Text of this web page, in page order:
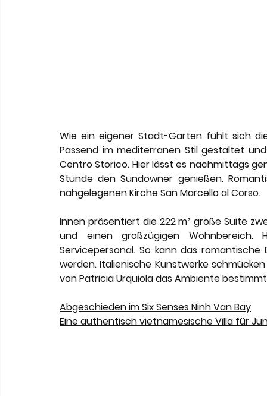
Wie ein eigener Stadt-Garten fühlt sich
Passend im mediterranen Stil gestaltet
Centro Storico. Hier lässt es nachmittags
Stunde den Sundowner genießen.
nahgelegenen Kirche San Marcello al Corso.
Innen präsentiert die 222 m² große Suite
und einen großzügigen
Servicepersonal. So kann das
werden. Italienische Kunstwerke
von Patricia Urquiola das Ambiente
Abgeschieden im Six Senses Ninh Van Bay
Eine authentisch vietnamesische Villa für